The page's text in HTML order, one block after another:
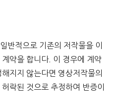
반적으로 기존의 저작물을 이
약을 합니다. 이 경우에 계약
지지 않는다면 영상저작물의
락된 것으로 추정하여 반증이